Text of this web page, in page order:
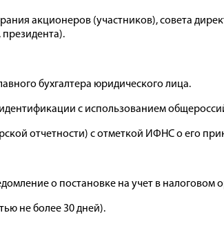
акционеров (участников), совета
бухгалтера юридического лица.
с использованием
отчетности) с отметкой ИФНС о его
о постановке на учет в налоговом
не более 30 дней).